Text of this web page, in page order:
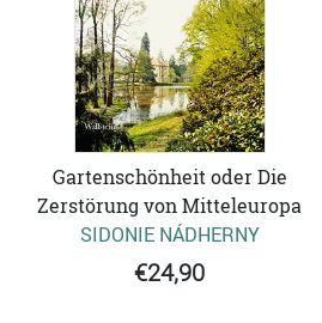
Gartenschönheit oder Die
Zerstörung von Mitteleuropa
SIDONIE NÁDHERNY
€24,90